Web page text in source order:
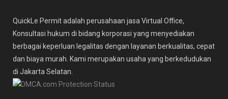
QuickLe Permit adalah perusahaan jasa Virtual Office,
Konsultasi hukum di bidang korporasi yang menyediakan
berbagai keperluan legalitas dengan layanan berkualitas, cepat
dan biaya murah. Kami merupakan usaha yang berkedudukan
di Jakarta Selatan.